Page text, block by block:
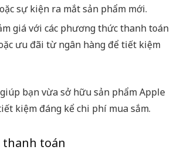
sự kiện ra mắt sản phẩm mới.
giá với các phương thức thanh toán
ưu đãi từ ngân hàng để tiết kiệm
bạn vừa sở hữu sản phẩm Apple
kiệm đáng kể chi phí mua sắm.
toán